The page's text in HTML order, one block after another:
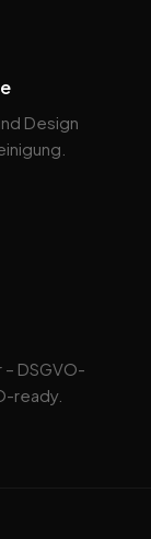
Design
DSGVO-
ready.